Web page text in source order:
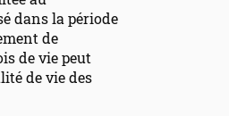
dans la période
de
de vie peut
de vie des